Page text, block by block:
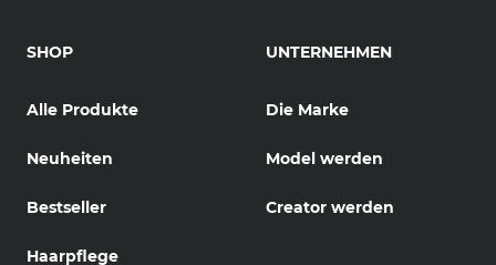
SHOP
Alle Produkte
Neuheiten
Bestseller
Haarpflege
UNTERNEHMEN
Die Marke
Model werden
Creator werden